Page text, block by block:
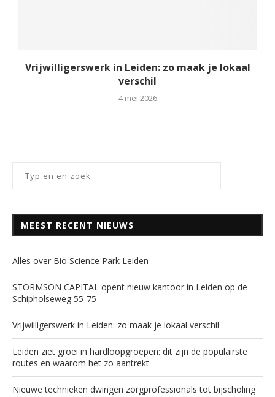
Vrijwilligerswerk in Leiden: zo maak je lokaal
verschil
4 mei 2026
MEEST RECENT NIEUWS
Alles over Bio Science Park Leiden
STORMSON CAPITAL opent nieuw kantoor in Leiden op de
Schipholseweg 55-75
Vrijwilligerswerk in Leiden: zo maak je lokaal verschil
Leiden ziet groei in hardloopgroepen: dit zijn de populairste
routes en waarom het zo aantrekt
Nieuwe technieken dwingen zorgprofessionals tot bijscholing